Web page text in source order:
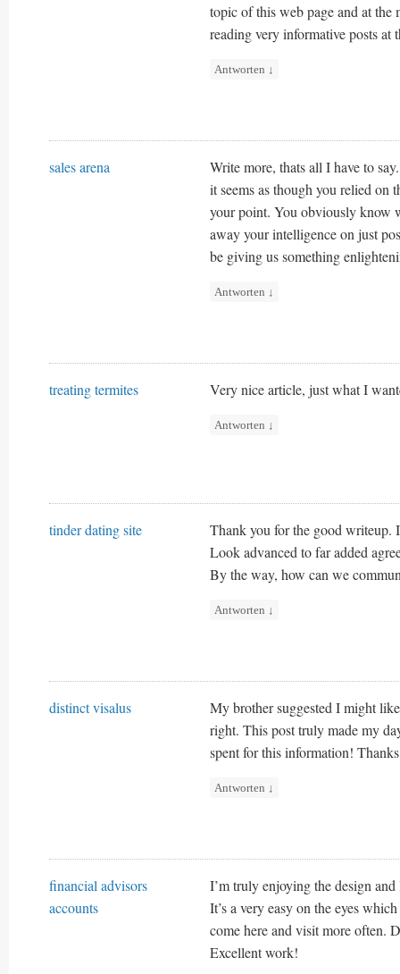
topic of this web page and at the
reading very informative posts at
Antworten ↓
sales arena
Write more, thats all I have to
it seems as though you relied on
your point. You obviously know
away your intelligence on just
be giving us something
Antworten ↓
treating termites Very nice article, just what I
Antworten ↓
tinder dating site
Thank you for the good writeup.
Look advanced to far added
By the way, how can we
Antworten ↓
distinct visalus
My brother suggested I might
right. This post truly made my
spent for this information!
Antworten ↓
financial advisors
accounts
I’m truly enjoying the design
It’s a very easy on the eyes
come here and visit more often.
Excellent work!